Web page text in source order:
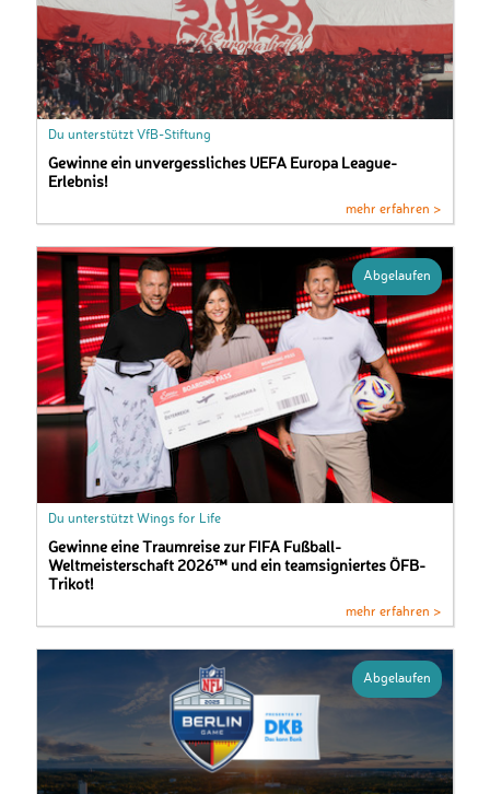
Du unterstützt VfB-Stiftung
Gewinne ein unvergessliches UEFA Europa League-
Erlebnis!
mehr erfahren >
Abgelaufen
Du unterstützt Wings for Life
Gewinne eine Traumreise zur FIFA Fußball-
Weltmeisterschaft 2026™ und ein teamsigniertes ÖFB-
Trikot!
mehr erfahren >
Abgelaufen